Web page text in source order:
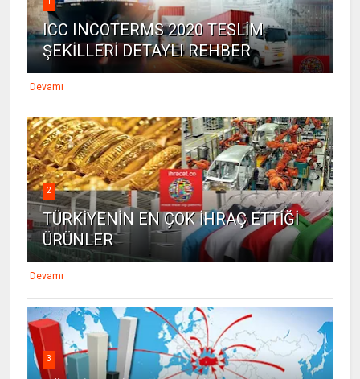
ICC INCOTERMS 2020 TESLİM
ŞEKİLLERİ DETAYLI REHBER
Devamı
2
TÜRKİYENİN EN ÇOK İHRAÇ ETTİĞİ
ÜRÜNLER
Devamı
3